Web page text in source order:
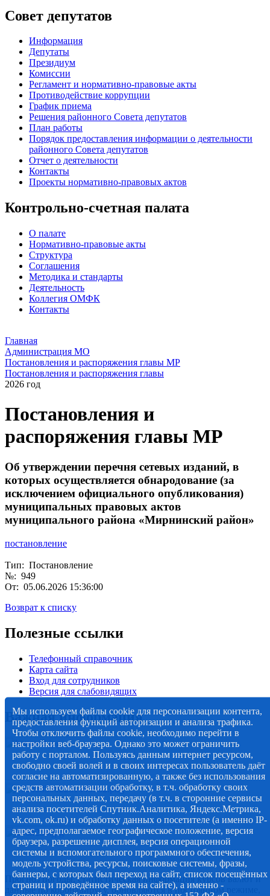
Совет депутатов
Информация
Депутаты
Президиум
Комиссии
Регламент и нормативно-правовые акты
Противодействие коррупции
График приема
Решения районного Совета депутатов
План работы
Порядок предоставления информации о деятельности
районного Совета депутатов
Отчет о деятельности
Контакты
Проекты нормативно-правовых актов
Контрольно-счетная палата
О палате
Нормативно-правовые акты
Структура
Соглашения
Методика и стандарты
Деятельность
Коллегия ОМФК
Контакты
Главная
Администрация МО
Постановления и распоряжения главы МР
Постановления и распоряжения главы
2026 год
Постановления и
распоряжения главы МР
Об утверждении перечня сетевых изданий, в
которых осуществляется обнародование (за
исключением официального опубликования)
муниципальных правовых актов
муниципального района «Мирнинский район»
постановление
Тип: Постановление
№: 949
От: 05.06.2026 15:36:00
Возврат к списку
Полезные ссылки
Телефонный справочник
Карта сайта
Вход для сотрудников
Версия для слабовидящих
Важная информация
Прогноз погоды, статистическая информация курсов валют и
данные по коронавирусу, обновляются в постоянном режиме,
Мы используем файлы cookie для персонализации контента,
предоставления функций авторизации и анализа трафика.
Чтобы отключить файлы cookie, необходимо перейти в
настройки веб-браузера. Однако это может ограничить
работу с порталом. Пользуясь данным интернет ресурсом,
свободно своей волей и в своих интересах пользователь даёт
согласие на автоматизированную, а также без использования
средств автоматизации обработку, в т.ч. обработку своих
персональных данных, передачу (в т.ч. в сторонние сервисы
анализа посетителей Спутник.Аналитика, Яндекс.Метрика,
vk.com, ok.ru) и обработку данных о посетителе (а именно IP-
адрес, предполагаемое географическое положение, версия
браузера, разрешение дисплея, версия операционной
системы и вспомогательного программного обеспечения,
модель устройства, ресурсы, поисковые системы, фразы,
баннеры, с которых был переход на сайт, список посещённых
страниц и проведённое время на сайте), а именно -